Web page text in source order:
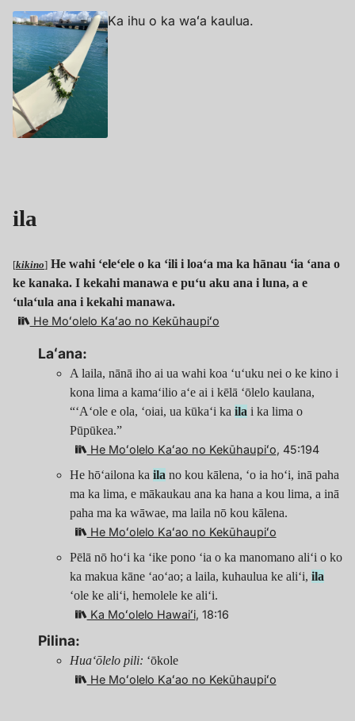
Ka ihu o ka waʻa kaulua.
ila
[kikino] He wahi ʻeleʻele o ka ʻili i loaʻa ma ka hānau ʻia ʻana o
ke kanaka. I kekahi manawa e puʻu aku ana i luna, a e
ʻulaʻula ana i kekahi manawa.
He Moʻolelo Kaʻao no Kekūhaupiʻo
Laʻana:
A laila, nānā iho ai ua wahi koa ʻuʻuku nei o ke kino i
kona lima a kamaʻilio aʻe ai i kēlā ʻōlelo kaulana,
“ʻAʻole e ola, ʻoiai, ua kūkaʻi ka ila i ka lima o
Pūpūkea.”
He Moʻolelo Kaʻao no Kekūhaupiʻo, 45:194
He hōʻailona ka ila no kou kālena, ʻo ia hoʻi, inā paha
ma ka lima, e mākaukau ana ka hana a kou lima, a inā
paha ma ka wāwae, ma laila nō kou kālena.
He Moʻolelo Kaʻao no Kekūhaupiʻo
Pēlā nō hoʻi ka ʻike pono ʻia o ka manomano aliʻi o ko
ka makua kāne ʻaoʻao; a laila, kuhaulua ke aliʻi, ila
ʻole ke aliʻi, hemolele ke aliʻi.
Ka Moʻolelo Hawaiʻi, 18:16
Pilina:
Huaʻōlelo pili: ʻōkole
He Moʻolelo Kaʻao no Kekūhaupiʻo